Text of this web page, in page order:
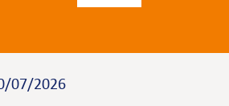
07/2026